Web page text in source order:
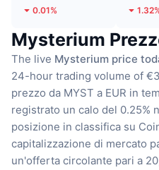
0.01%
Mysterium
The live Mysterium price
24-hour trading volume of
prezzo da MYST a EUR in
registrato un calo del 0.25%
posizione in classifica su
capitalizzazione di mercato
un'offerta circolante pari a